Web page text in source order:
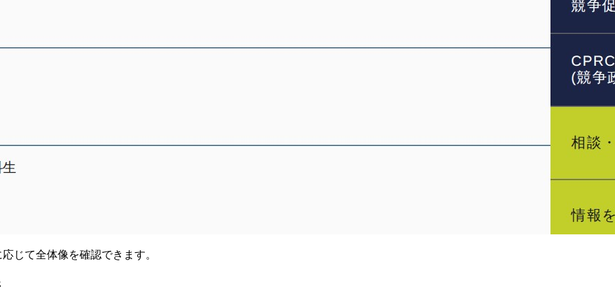
じて全体像を確認できます。